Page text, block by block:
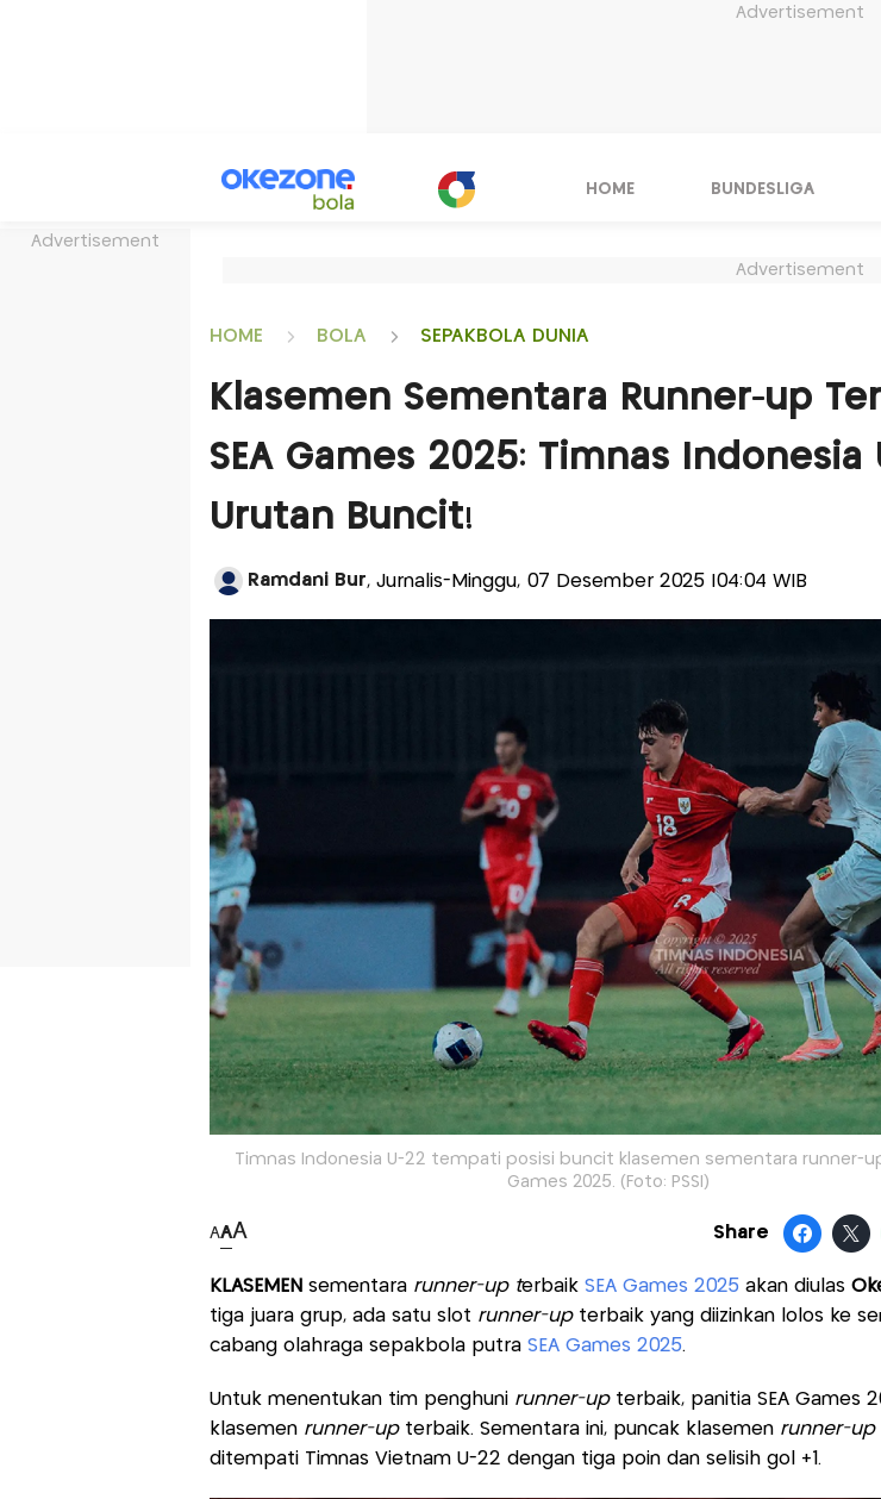
Advertisement
Advertisement
HOME BUNDESLIGA
Advertisement
HOME BOLA SEPAKBOLA DUNIA
Klasemen Sementara Runner-up
SEA Games 2025: Timnas Indonesia
Urutan Buncit!
Ramdani Bur, Jurnalis-Minggu, 07 Desember 2025 |04:04 WIB
Timnas Indonesia U-22 tempati posisi buncit klasemen sementara runner-up
Games 2025. (Foto: PSSI)
AAA Share
KLASEMEN sementararunner-up terbaik SEA Games 2025 akan diulas
tiga juara grup, ada satu slot runner-up terbaik yang diizinkan lolos ke
cabang olahraga sepakbola putra SEA Games 2025.
Untuk menentukan tim penghuni runner-up terbaik, panitia SEA Games
klasemen runner-upterbaik. Sementara ini, puncak klasemen runner-up
ditempati Timnas Vietnam U-22 dengan tiga poin dan selisih gol +1.